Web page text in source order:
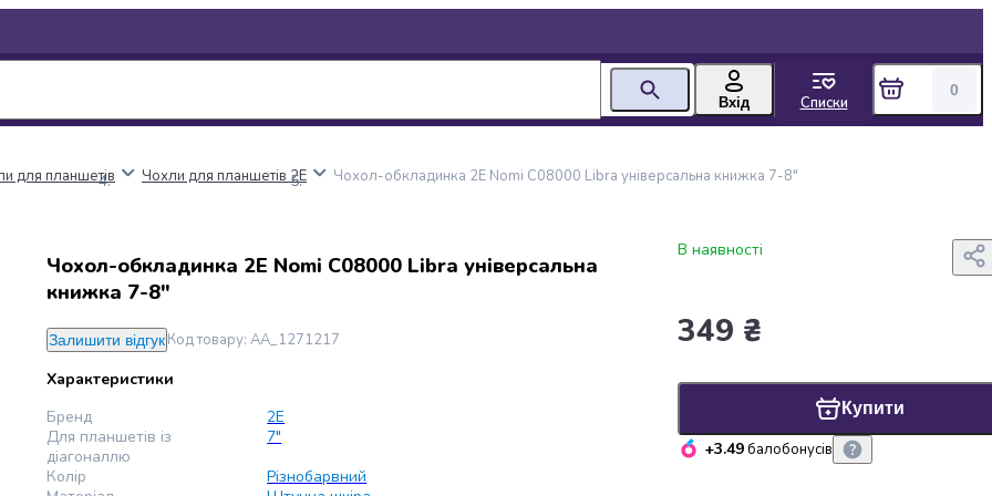
Вхід Списки
0
для планшетів Чохли для планшетів 2E Чохол-обкладинка 2E Nomi C08000 Libra універсальна книжка 7-8"
Чохол-обкладинка 2E Nomi C08000 Libra універсальна
книжка 7-8"
Залишити відгукКод товару: AA_1271217
Характеристики
Бренд
2E
Для планшетів із
діагоналлю
7"
Колір
Різнобарвний
В наявності
349 ₴
Купити
+3.49балобонусів